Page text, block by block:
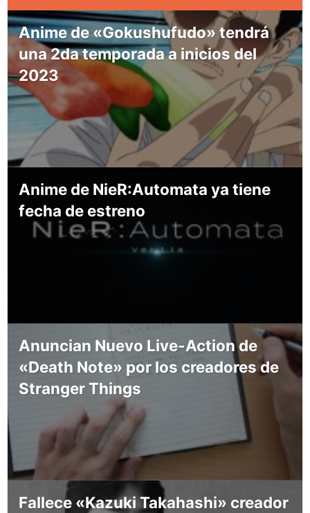
Anime de «Gokushufudo» tendrá
una 2da temporada a inicios del
2023
Anime de NieR:Automata ya tiene
fecha de estreno
Anuncian Nuevo Live-Action de
«Death Note» por los creadores de
Stranger Things
Fallece «Kazuki Takahashi» creador